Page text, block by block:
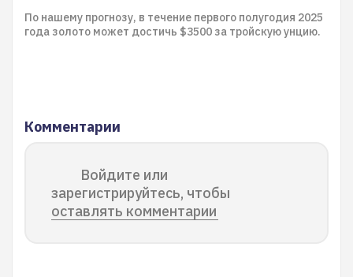
По нашему прогнозу, в течение первого полугодия 2025
года золото может достичь $3500 за тройскую унцию.
Комментарии
Войдите или
зарегистрируйтесь, чтобы
оставлять комментарии